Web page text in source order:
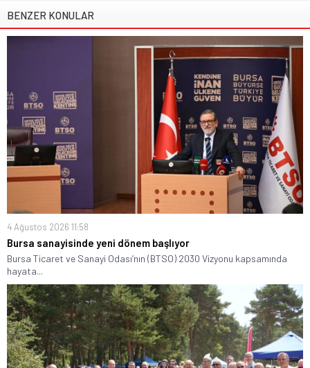
BENZER KONULAR
4 Ağustos 2026 11:58
Bursa sanayisinde yeni dönem başlıyor
Bursa Ticaret ve Sanayi Odası’nın (BTSO) 2030 Vizyonu kapsamında
hayata...